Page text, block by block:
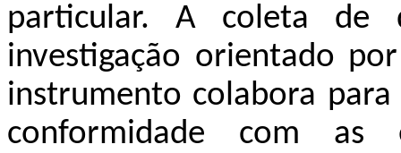
particular. A coleta de
investigação orientado
instrumento colabora
conformidade com as